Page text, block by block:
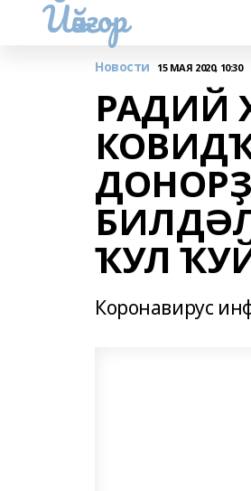
Йәйғор
Новости 15 МАЯ 2020, 10:30
РАДИЙ
ҠУЛ
Коронавирус